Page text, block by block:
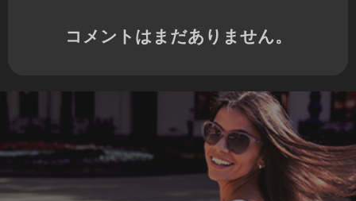
コメントはまだありません。